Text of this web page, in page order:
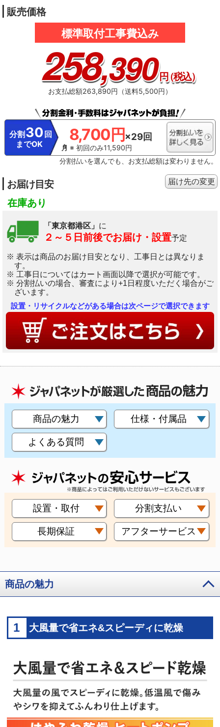
は異なります。試験方法：部屋干し臭が付着したタオルハンカチを6段階臭気強
分：ドラム内の衣類、結果：「おまかせ」：3.3、「約40℃においスッキリ」：
※7 白物衣類だけを洗ってください。衣類の素材・量、衣類の汚れ、洗
剤の種類、水質、水温、室温などによって効果は異なります。試験方法：菌液
付着試験布の生菌数測定、除菌方法：加熱高温水、対象部分：ドラム内の衣
類、結果：菌の減少率99%以上（メーカー換算値）。
※8 約15℃洗濯モード
（自動）はお買い上げ時オフ設定です。設定時は所要時間が最大20分長くなり
ます。衣類の素材・量、衣類の汚れ、洗剤の種類、水質、水温、室温などによ
って効果は異なります。
※9 泥汚れのついたユニフォーム（ポリエステル
100%）をおまかせコース（洗濯容量3kg）で洗濯。メーカー実験。衣類の素
せコース（洗濯容量3kg）で洗濯。メーカー実験。衣類の素材・量、衣類の汚
れ、洗剤の種類、水質、水温、室温などによって効果は異なる。
※11 国内家
庭用洗濯機において。2023年10月1日発売。
※12 3種の液剤から1種を選んで
使えます。洗剤などの銘柄や、液剤の種類を変えるときはお手入れと設定変更
が必要です。
※13 おまかせコース・わが家流プラスコース（NA-LX129E）/
わが家流コース（NA-LX127E）の洗濯・洗濯～乾燥で働きます。洗濯「おまか
せ」コース、定格12kg運転時。通常運転（約68Wh・約32分）とAIエコナビ運
※14 【除菌】試験方法：外槽に取り付けた菌液付着プレートの生菌数測
定、除菌方法：「自動槽洗浄」、対象部分：外槽、結果：菌の減少率99%以上
験方法］外槽に取り付けた培地付着プレートの黒カビ抑制率測定［黒カビ抑制
方法］「自動槽洗浄」による［対象部分］外槽［試験結果］黒カビの抑制率
オフ設定です。【自動槽洗浄について】一度設定すれば、洗濯または洗濯～乾
燥運転ですすぎ2回以上設定時に自動運転します。NA-LX129E：おまかせコー
ス・省エネコース・個別洗濯コース・わが家流プラスコースの「お好み」・
「すすぎ自動」または「すすぎ2回」以上のとき。NA-LX127E・LX125E・
LX113E：おまかせコース・わたし流（NA-LX127Eはわが家流）コース時。
「すすぎ」の途中で水を追加して洗浄するため、使用水量が約2L増え、運転時
間が約3分長くなります。
※17 常時インターネット接続が可能な環境が必要で
す。「スマホで洗濯」アプリは無料です。ダウンロードおよびサービスのご利
用には通信費がかかります。Android™OSバージョン9以上、iOSバージョン
15.6以上のスマートフォンでご利用できます。（2025年8月19日現在）ただ
し、すべてのスマートフォンで、アプリの動作に保証を与えるものではありま
せん。また、「スマホで洗濯」アプリはタブレット端末には対応していませ
ん。「スマホで洗濯」について詳しくはメーカーサイト及び取扱説明書をご確
認ください。
販売価格
標準取付工事費込み
258,390円（税込）
お支払総額263,890円（送料5,500円）
分割 30 回
までOK
8,700円×29回
※ 初回のみ11,590円
分割払いを選んでも、お支払総額は変わりません。
お届け目安
在庫あり
「東京都港区」 に
２～５日前後でお届け・設置予定
※ 表示は商品のお届け目安となり、工事日とは異なりま
す。
※ 工事日についてはカート画面以降で選択が可能です。
※ 分割払いの場合、審査により+1日程度いただく場合がご
ざいます。
届け先の変更
設置・リサイクルなどがある場合は次ページで選択できます
商品の魅力 仕様・付属品
よくある質問
設置・取付 分割支払い
長期保証 アフターサービス
商品の魅力
1 大風量で省エネ&スピーディに乾燥